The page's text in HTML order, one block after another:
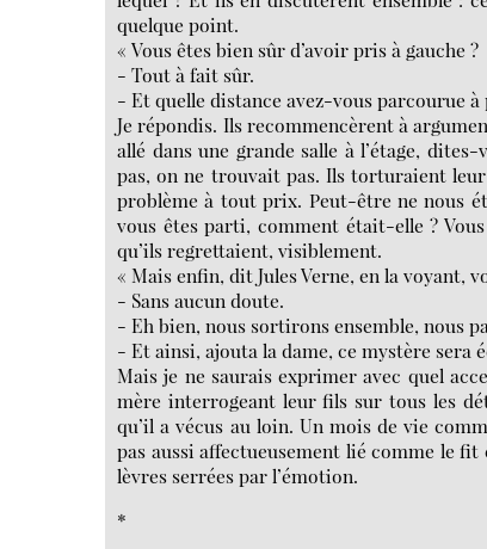
quelque point.
« Vous êtes bien sûr d’avoir pris à gauche ?
- Tout à fait sûr.
- Et quelle distance avez-vous parcourue à
Je répondis. Ils recommencèrent à
allé dans une grande salle à l’étage,
pas, on ne trouvait pas. Ils torturaient leur
problème à tout prix. Peut-être ne nous
vous êtes parti, comment était-elle ?
qu’ils regrettaient, visiblement.
« Mais enfin, dit Jules Verne, en la voyant,
- Sans aucun doute.
- Eh bien, nous sortirons ensemble, nous
- Et ainsi, ajouta la dame, ce mystère sera
Mais je ne saurais exprimer avec quel
mère interrogeant leur fils sur tous les
qu’il a vécus au loin. Un mois de vie
pas aussi affectueusement lié comme le
lèvres serrées par l’émotion.
*